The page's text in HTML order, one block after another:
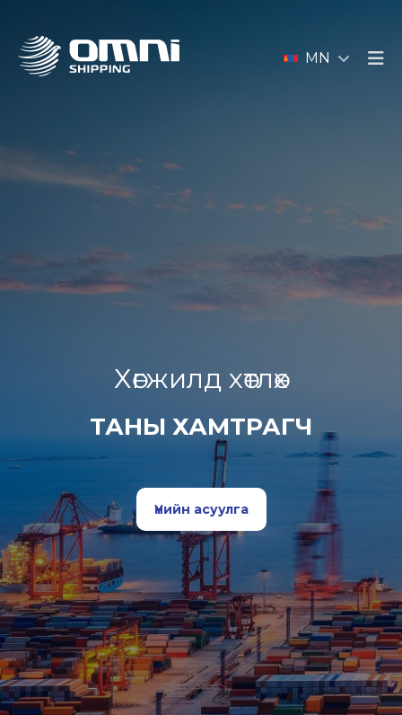
MN
Хөгжилд хөтлөх
ТАНЫ ХАМТРАГЧ
Үнийн асуулга